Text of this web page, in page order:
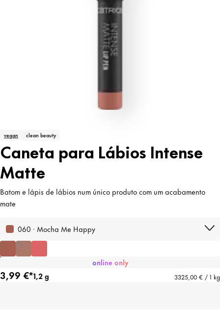
vegan clean beauty
Caneta para Lábios Intense
Matte
Batom e lápis de lábios num único produto com um acabamento
mate
060 · Mocha Me Happy
online only
3,99 €*1,2 g 3325,00 € / 1 kg